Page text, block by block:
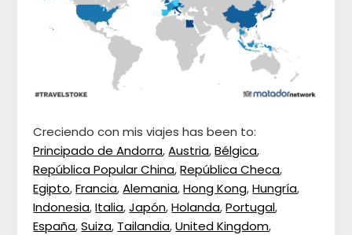
Creciendo con mis viajes has been to:
Principado de Andorra,Austria,Bélgica,
República Popular China,República Checa,
Egipto,Francia,Alemania,Hong Kong,Hungría,
Indonesia,Italia,Japón,Holanda,Portugal,
España,Suiza, Tailandia,United Kingdom,